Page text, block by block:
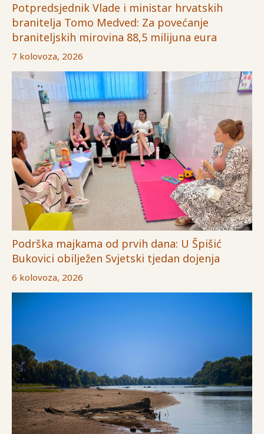
Potpredsjednik Vlade i ministar hrvatskih
branitelja Tomo Medved: Za povećanje
braniteljskih mirovina 88,5 milijuna eura
7 kolovoza, 2026
Podrška majkama od prvih dana: U Špišić
Bukovici obilježen Svjetski tjedan dojenja
6 kolovoza, 2026